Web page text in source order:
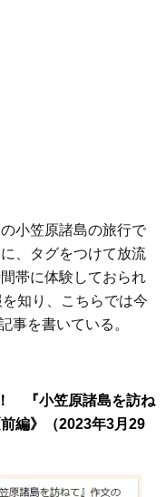
小笠原諸島の旅行で
、タグをつけて放流
帯に体験しておられ
知り、こちらでは今
事を書いている。
『小笠原諸島を訪ね
編》（2023年3月29